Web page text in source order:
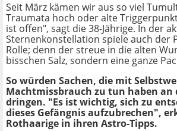
Seit März kämen wir aus so viel
Traumata hoch oder alte
ist offen", sagt die 38-Jährige. In der
Sternenkonstellation spiele auch der
Rolle; denn der streue in die alten
bisschen Salz, sondern eine ganze
So würden Sachen, die mit
Machtmissbrauch zu tun haben an
dringen. "Es ist wichtig, sich zu
dieses Gefängnis aufzubrechen",
Rothaarige in ihren Astro-Tipps.